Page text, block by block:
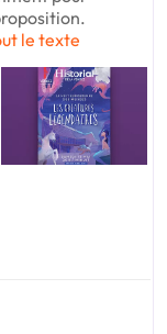
le texte